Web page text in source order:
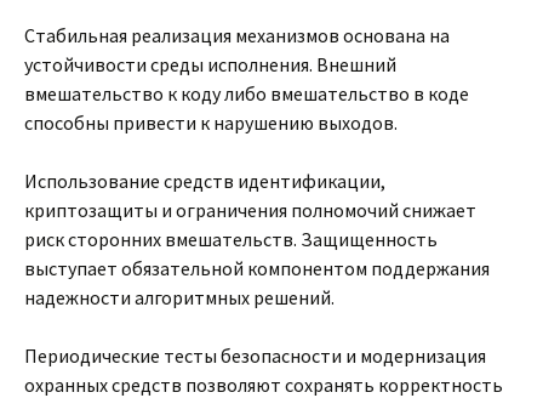
Стабильная реализация механизмов основана на
устойчивости среды исполнения. Внешний
вмешательство к коду либо вмешательство в коде
способны привести к нарушению выходов.
Использование средств идентификации,
криптозащиты и ограничения полномочий снижает
риск сторонних вмешательств. Защищенность
выступает обязательной компонентом поддержания
надежности алгоритмных решений.
Периодические тесты безопасности и модернизация
охранных средств позволяют сохранять корректность